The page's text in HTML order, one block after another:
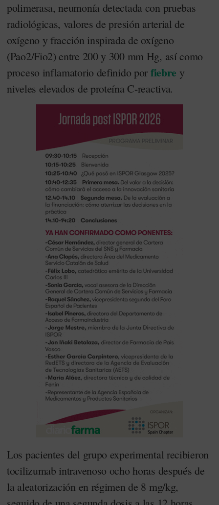
polimerasa, neumonía detectada con pruebas
radiológicas, valores de presión arterial de
oxígeno y fracción inspirada de oxígeno
(Pao2/Fio2) entre 200 y 300 mm Hg, así como
proceso inflamatorio definido por fiebre y
niveles elevados de proteína C-reactiva.
Los pacientes del grupo experimental recibieron
tocilizumab intravenoso ocho horas después de
la aleatorización en régimen de 8 mg/kg,